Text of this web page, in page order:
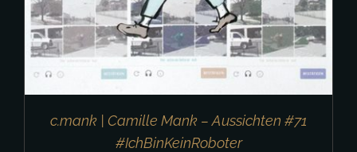
c.mank | Camille Mank – Aussichten #71
#IchBinKeinRoboter